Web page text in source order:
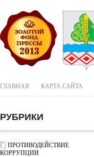
ГЛАВНАЯ КАРТА САЙТА
РУБРИКИ
ПРОТИВОДЕЙСТВИЕ
КОРРУПЦИИ